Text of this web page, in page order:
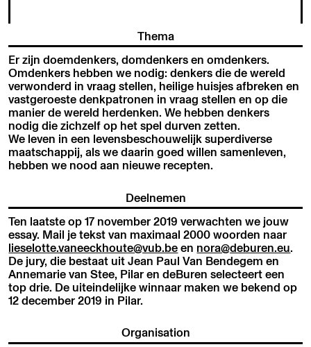
Thema
Er zijn doemdenkers, domdenkers en omdenkers.
Omdenkers hebben we nodig: denkers die de wereld
verwonderd in vraag stellen, heilige huisjes afbreken en
vastgeroeste denkpatronen in vraag stellen en op die
manier de wereld herdenken. We hebben denkers
nodig die zichzelf op het spel durven zetten.
We leven in een levensbeschouwelijk superdiverse
maatschappij, als we daarin goed willen samenleven,
hebben we nood aan nieuwe recepten.
Deelnemen
Ten laatste op 17 november 2019 verwachten we jouw
essay. Mail je tekst van maximaal 2000 woorden naar
lieselotte.vaneeckhoute@vub.been nora@deburen.eu.
De jury, die bestaat uit Jean Paul Van Bendegem en
Annemarie van Stee, Pilar en deBuren selecteert een
top drie. De uiteindelijke winnaar maken we bekend op
12 december 2019 in Pilar.
Organisation